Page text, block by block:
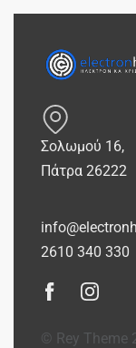
Σολωμού 16,
Πάτρα 26222
2610 340 330
© Rey Theme